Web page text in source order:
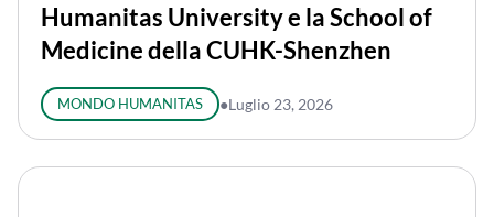
Humanitas University e la School of
Medicine della CUHK-Shenzhen
MONDO HUMANITAS ●Luglio 23, 2026